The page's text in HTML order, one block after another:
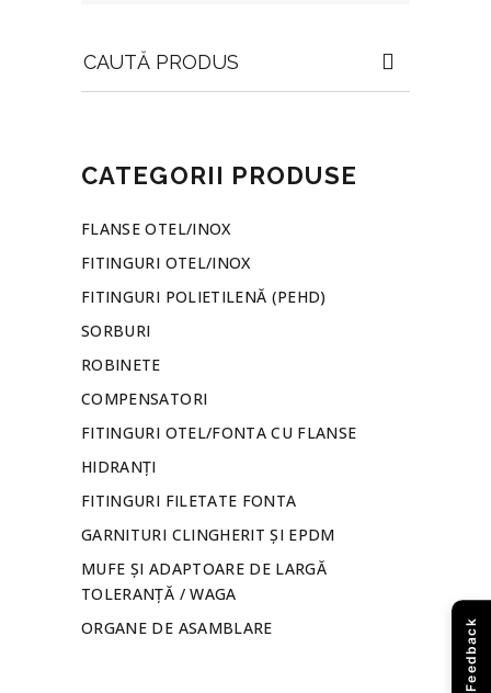
for:
CATEGORII PRODUSE
FLANSE OTEL/INOX
FITINGURI OTEL/INOX
FITINGURI POLIETILENĂ (PEHD)
SORBURI
ROBINETE
COMPENSATORI
FITINGURI OTEL/FONTA CU FLANSE
HIDRANȚI
FITINGURI FILETATE FONTA
GARNITURI CLINGHERIT ȘI EPDM
MUFE ȘI ADAPTOARE DE LARGĂ
TOLERANȚĂ / WAGA
ORGANE DE ASAMBLARE
Feedback